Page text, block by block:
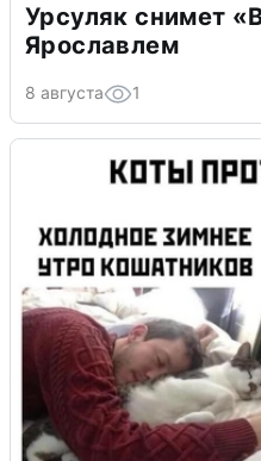
Урсуляк снимет
Ярославлем
8 августа 1